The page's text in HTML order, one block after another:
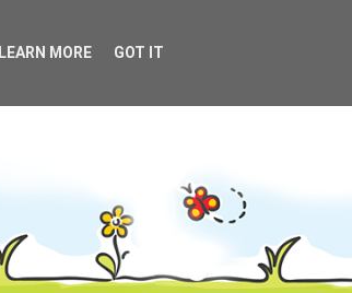
LEARN MORE GOT IT